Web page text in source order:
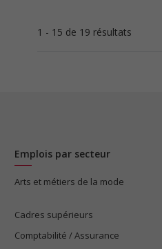
1 - 15 de 19 résultats
Emplois par secteur
Arts et métiers de la mode
Cadres supérieurs
Comptabilité / Assurance